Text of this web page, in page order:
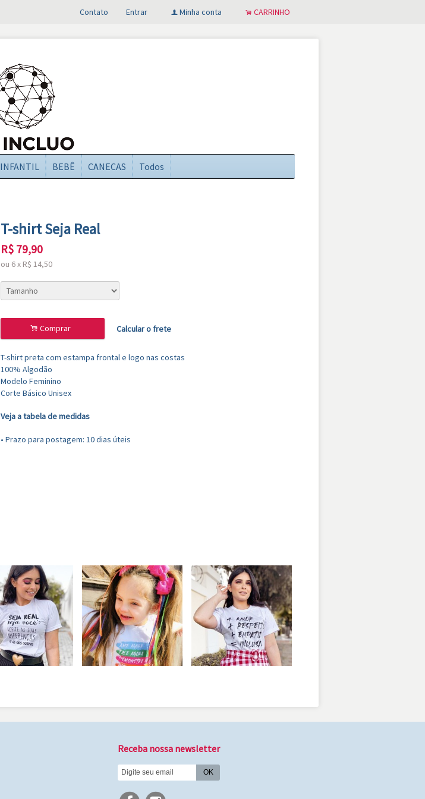
Contato Entrar f Minha conta . CARRINHO
INFANTIL BEBÊ CANECAS Todos
T-shirt Seja Real
R$ 79,90
ou 6x R$ 14,50
. Comprar Calcular o frete
T-shirt preta com estampa frontal e logo nas costas
100% Algodão
Modelo Feminino
Corte Básico Unisex
Veja a tabela de medidas
• Prazo para postagem: 10 dias úteis
Receba nossa newsletter